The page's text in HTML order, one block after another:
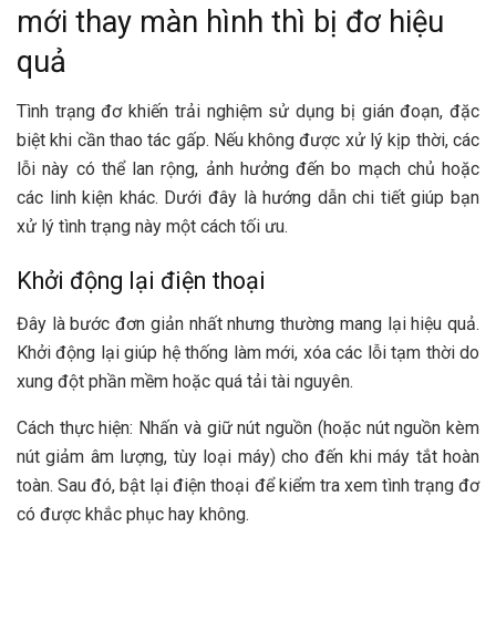
mới thay màn hình thì bị đơ hiệu
quả
Tình trạng đơ khiến trải nghiệm sử dụng bị gián đoạn, đặc
biệt khi cần thao tác gấp. Nếu không được xử lý kịp thời, các
lỗi này có thể lan rộng, ảnh hưởng đến bo mạch chủ hoặc
các linh kiện khác. Dưới đây là hướng dẫn chi tiết giúp bạn
xử lý tình trạng này một cách tối ưu.
Khởi động lại điện thoại
Đây là bước đơn giản nhất nhưng thường mang lại hiệu quả.
Khởi động lại giúp hệ thống làm mới, xóa các lỗi tạm thời do
xung đột phần mềm hoặc quá tải tài nguyên.
Cách thực hiện: Nhấn và giữ nút nguồn (hoặc nút nguồn kèm
nút giảm âm lượng, tùy loại máy) cho đến khi máy tắt hoàn
toàn. Sau đó, bật lại điện thoại để kiểm tra xem tình trạng đơ
có được khắc phục hay không.